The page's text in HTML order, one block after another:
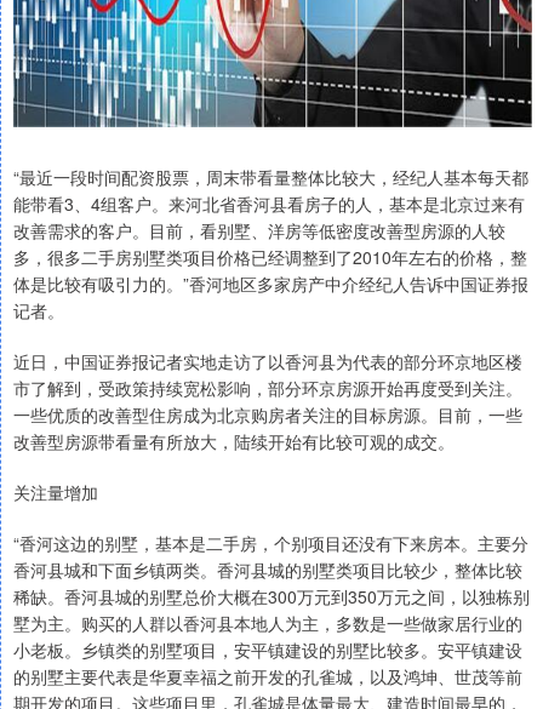
“最近一段时间配资股票，周末带看量整体比较大，经纪人基本每天都
能带看3、4组客户。来河北省香河县看房子的人，基本是北京过来有
改善需求的客户。目前，看别墅、洋房等低密度改善型房源的人较
多，很多二手房别墅类项目价格已经调整到了2010年左右的价格，整
体是比较有吸引力的。”香河地区多家房产中介经纪人告诉中国证券报
记者。
近日，中国证券报记者实地走访了以香河县为代表的部分环京地区楼
市了解到，受政策持续宽松影响，部分环京房源开始再度受到关注。
一些优质的改善型住房成为北京购房者关注的目标房源。目前，一些
改善型房源带看量有所放大，陆续开始有比较可观的成交。
关注量增加
“香河这边的别墅，基本是二手房，个别项目还没有下来房本。主要分
香河县城和下面乡镇两类。香河县城的别墅类项目比较少，整体比较
稀缺。香河县城的别墅总价大概在300万元到350万元之间，以独栋别
墅为主。购买的人群以香河县本地人为主，多数是一些做家居行业的
小老板。乡镇类的别墅项目，安平镇建设的别墅比较多。安平镇建设
的别墅主要代表是华夏幸福之前开发的孔雀城，以及鸿坤、世茂等前
期开发的项目。这些项目里，孔雀城是体量最大、建造时间最早的，